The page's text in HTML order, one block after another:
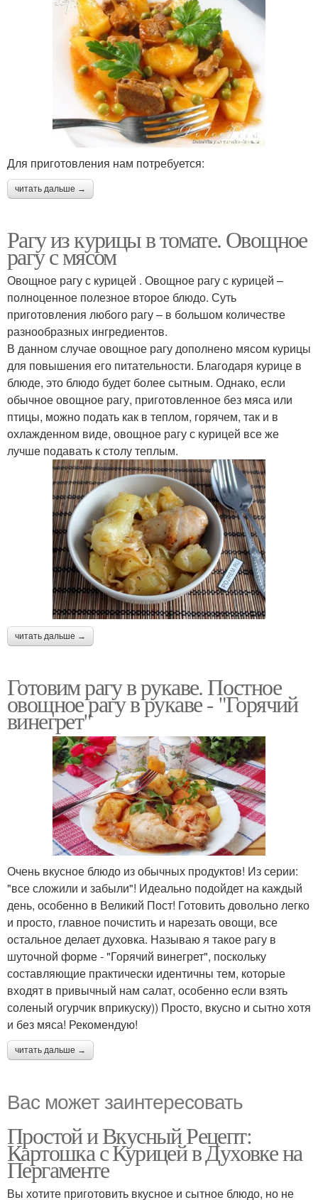
Для приготовления нам потребуется:
читать дальше →
Рагу из курицы в томате. Овощное
рагу с мясом
Овощное рагу с курицей . Овощное рагу с курицей –
полноценное полезное второе блюдо. Суть
приготовления любого рагу – в большом количестве
разнообразных ингредиентов.
В данном случае овощное рагу дополнено мясом курицы
для повышения его питательности. Благодаря курице в
блюде, это блюдо будет более сытным. Однако, если
обычное овощное рагу, приготовленное без мяса или
птицы, можно подать как в теплом, горячем, так и в
охлажденном виде, овощное рагу с курицей все же
лучше подавать к столу теплым.
читать дальше →
Готовим рагу в рукаве. Постное
овощное рагу в рукаве - "Горячий
винегрет"
Очень вкусное блюдо из обычных продуктов! Из серии:
"все сложили и забыли"! Идеально подойдет на каждый
день, особенно в Великий Пост! Готовить довольно легко
и просто, главное почистить и нарезать овощи, все
остальное делает духовка. Называю я такое рагу в
шуточной форме - "Горячий винегрет", поскольку
составляющие практически идентичны тем, которые
входят в привычный нам салат, особенно если взять
соленый огурчик вприкуску)) Просто, вкусно и сытно хотя
и без мяса! Рекомендую!
читать дальше →
Вас может заинтересовать
Простой и Вкусный Рецепт:
Картошка с Курицей в Духовке на
Пергаменте
Вы хотите приготовить вкусное и сытное блюдо, но не